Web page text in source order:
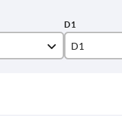
D1